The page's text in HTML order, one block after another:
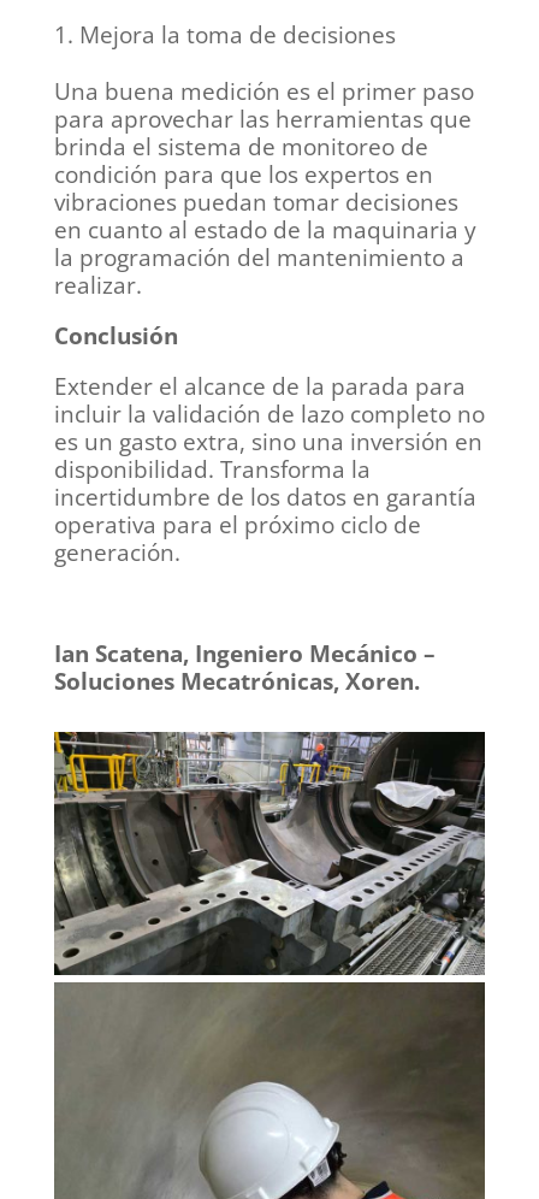
Mejora la toma de decisiones
Una buena medición es el primer paso
para aprovechar las herramientas que
brinda el sistema de monitoreo de
condición para que los expertos en
vibraciones puedan tomar decisiones
en cuanto al estado de la maquinaria y
la programación del mantenimiento a
realizar.
Conclusión
Extender el alcance de la parada para
incluir la validación de lazo completo no
es un gasto extra, sino una inversión en
disponibilidad. Transforma la
incertidumbre de los datos en garantía
operativa para el próximo ciclo de
generación.
Ian Scatena, Ingeniero Mecánico –
Soluciones Mecatrónicas, Xoren.